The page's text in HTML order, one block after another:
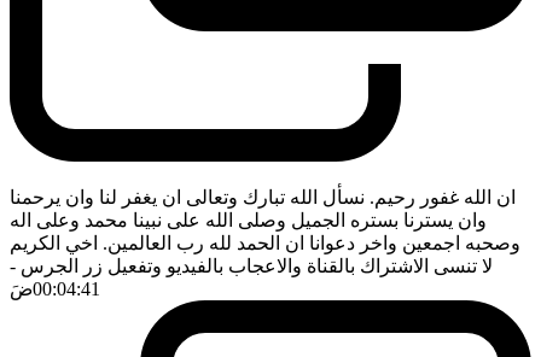
ان الله غفور رحيم. نسأل الله تبارك وتعالى ان يغفر لنا وان يرحمنا
وان يسترنا بستره الجميل وصلى الله على نبينا محمد وعلى اله
وصحبه اجمعين واخر دعوانا ان الحمد لله رب العالمين. اخي الكريم
لا تنسى الاشتراك بالقناة والاعجاب بالفيديو وتفعيل زر الجرس -
00:04:41ضَ